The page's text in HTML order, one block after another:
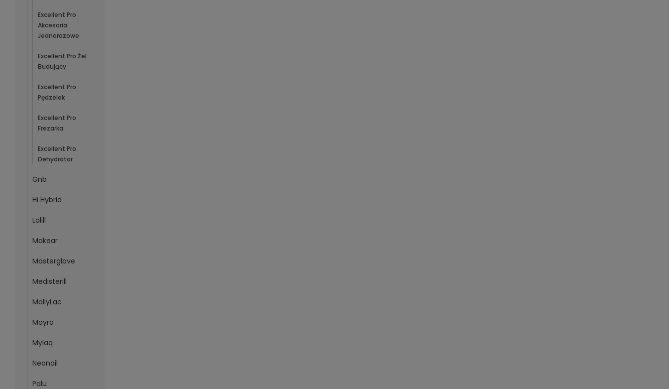
Excellent Pro
Akcesoria
Jednorazowe
Excellent Pro Żel
Budujący
Excellent Pro
Pędzelek
Excellent Pro
Frezarka
Excellent Pro
Dehydrator
Gnb
Hi Hybrid
Lalill
Makear
Masterglove
Medisterill
MollyLac
Moyra
Mylaq
Neonail
Palu